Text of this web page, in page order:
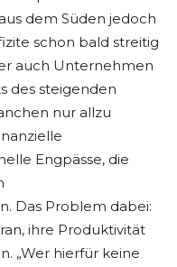
dem Süden jedoch
schon bald streitig
auch Unternehmen
des steigenden
nur allzu
Engpässe, die
Das Problem dabei:
ihre Produktivität
„Wer hierfür keine